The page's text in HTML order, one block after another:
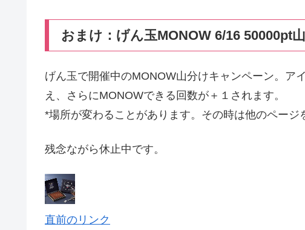
おまけ：げん玉MONOW 6/16 50000pt
げん玉で開催中のMONOW山分けキャンペーン。ア
え、さらにMONOWできる回数が＋１されます。
*場所が変わることがあります。その時は他のページ
残念ながら休止中です。
直前のリンク